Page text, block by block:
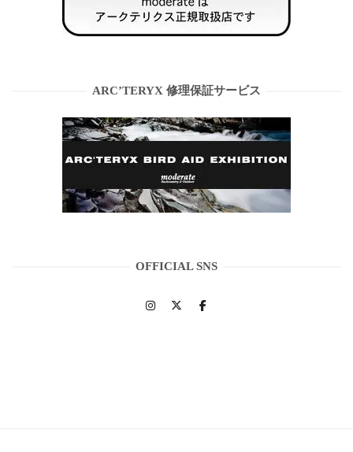
ARC’TERYX 修理保証サービス
OFFICIAL SNS